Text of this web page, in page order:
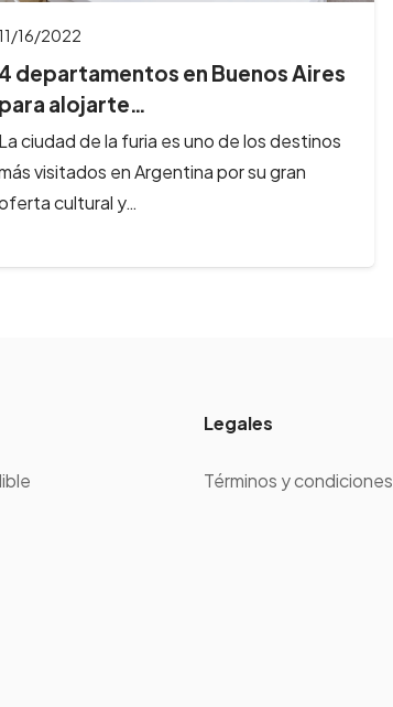
11/15/2022
4 alojamientos en Bariloche para
este verano…
La temporada 2023 nos invita a recorrer la
Patagonia Argentina de la mejor manera, y
como expertos en hotelería queremos…
Legales
Términos y condiciones